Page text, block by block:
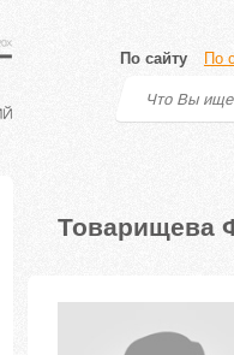
По сайту По
Товарищева